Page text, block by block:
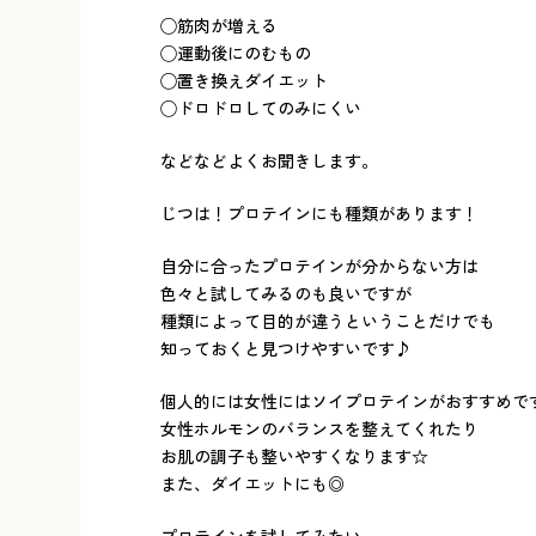
◯筋肉が増える
◯運動後にのむもの
◯置き換えダイエット
◯ドロドロしてのみにくい
などなどよくお聞きします。
じつは！プロテインにも種類があります！
自分に合ったプロテインが分からない方は
色々と試してみるのも良いですが
種類によって目的が違うということだけでも
知っておくと見つけやすいです♪
個人的には女性にはソイプロテインがおすすめ
女性ホルモンのバランスを整えてくれたり
お肌の調子も整いやすくなります☆
また、ダイエットにも◎